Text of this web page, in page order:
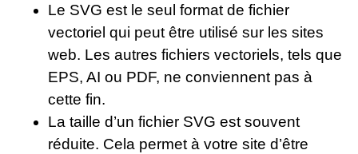
Le SVG est le seul format de fichier
vectoriel qui peut être utilisé sur les sites
web. Les autres fichiers vectoriels, tels que
EPS, AI ou PDF, ne conviennent pas à
cette fin.
La taille d’un fichier SVG est souvent
réduite. Cela permet à votre site d’être